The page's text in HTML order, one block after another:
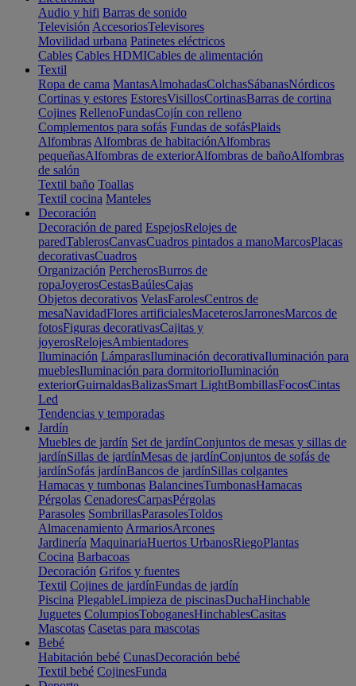
Audio y hifi Barras de sonido
Televisión AccesoriosTelevisores
Movilidad urbana Patinetes eléctricos
Cables Cables HDMICables de alimentación
Textil
Ropa de cama MantasAlmohadasColchasSábanasNórdicos
Cortinas y estores EstoresVisillosCortinasBarras de cortina
Cojines RellenoFundasCojín con relleno
Complementos para sofás Fundas de sofásPlaids
Alfombras Alfombras de habitaciónAlfombras
pequeñasAlfombras de exteriorAlfombras de bañoAlfombras
de salón
Textil baño Toallas
Textil cocina Manteles
Decoración
Decoración de pared EspejosRelojes de
paredTablerosCanvasCuadros pintados a manoMarcosPlacas
decorativasCuadros
Organización PercherosBurros de
ropaJoyerosCestasBaúlesCajas
Objetos decorativos VelasFarolesCentros de
mesaNavidadFlores artificialesMaceterosJarronesMarcos de
fotosFiguras decorativasCajitas y
joyerosRelojesAmbientadores
Iluminación LámparasIluminación decorativaIluminación para
mueblesIluminación para dormitorioIluminación
exteriorGuirnaldasBalizasSmart LightBombillasFocosCintas
Led
Tendencias y temporadas
Jardín
Muebles de jardín Set de jardínConjuntos de mesas y sillas de
jardínSillas de jardínMesas de jardínConjuntos de sofás de
jardínSofás jardínBancos de jardínSillas colgantes
Hamacas y tumbonas BalancinesTumbonasHamacas
Pérgolas CenadoresCarpasPérgolas
Parasoles SombrillasParasolesToldos
Almacenamiento ArmariosArcones
Jardinería MaquinariaHuertos UrbanosRiegoPlantas
Cocina Barbacoas
Decoración Grifos y fuentes
Textil Cojines de jardínFundas de jardín
Piscina PlegableLimpieza de piscinasDuchaHinchable
Juguetes ColumpiosToboganesHinchablesCasitas
Mascotas Casetas para mascotas
Bebé
Habitación bebé CunasDecoración bebé
Textil bebé CojinesFunda